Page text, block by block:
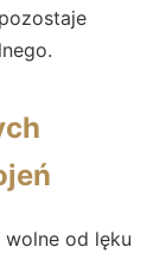
wolne od lęku